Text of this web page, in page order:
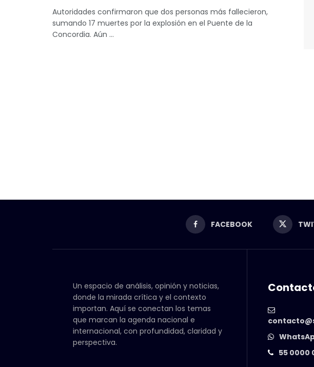
Autoridades confirmaron que dos personas más fallecieron,
sumando 17 muertes por la explosión en el Puente de la
Concordia. Aún ...
FACEBOOK
Un espacio de análisis, opinión y noticias,
donde la mirada crítica y el contexto
importan. Aquí se conectan los temas
que marcan la agenda nacional e
internacional, con profundidad, claridad y
perspectiva.
55 0000